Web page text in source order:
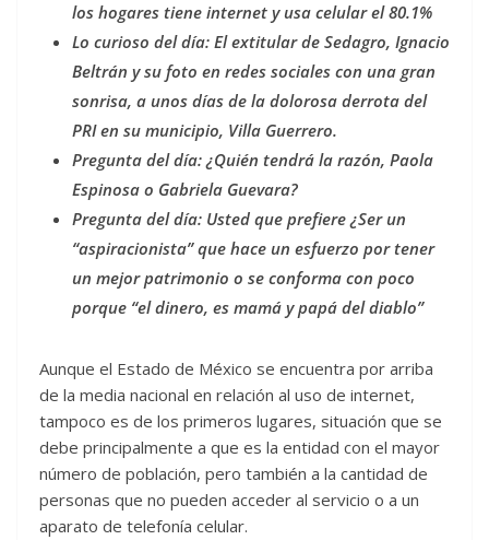
los hogares tiene internet y usa celular el 80.1%
Lo curioso del día: El extitular de Sedagro, Ignacio
Beltrán y su foto en redes sociales con una gran
sonrisa, a unos días de la dolorosa derrota del
PRI en su municipio, Villa Guerrero.
Pregunta del día: ¿Quién tendrá la razón, Paola
Espinosa o Gabriela Guevara?
Pregunta del día: Usted que prefiere ¿Ser un
“aspiracionista” que hace un esfuerzo por tener
un mejor patrimonio o se conforma con poco
porque “el dinero, es mamá y papá del diablo”
Aunque el Estado de México se encuentra por arriba
de la media nacional en relación al uso de internet,
tampoco es de los primeros lugares, situación que se
debe principalmente a que es la entidad con el mayor
número de población, pero también a la cantidad de
personas que no pueden acceder al servicio o a un
aparato de telefonía celular.